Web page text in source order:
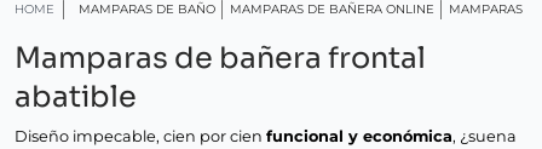
HOME MAMPARAS DE BAÑO MAMPARAS DE BAÑERA ONLINE MAMPARAS
Mamparas de bañera frontal
abatible
Diseño impecable, cien por cien funcional y económica, ¿suena